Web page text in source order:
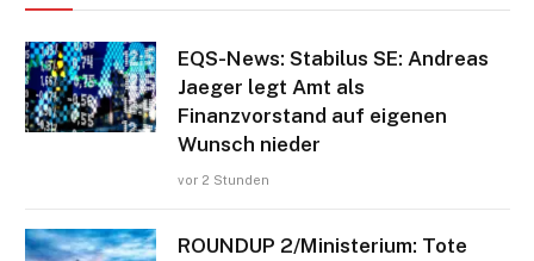
EQS-News: Stabilus SE: Andreas
Jaeger legt Amt als
Finanzvorstand auf eigenen
Wunsch nieder
vor 2 Stunden
ROUNDUP 2/Ministerium: Tote